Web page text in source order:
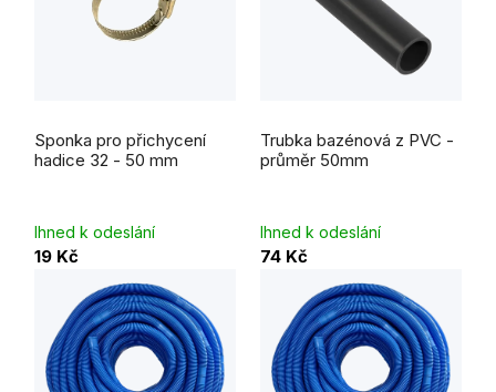
Sponka pro přichycení
hadice 32 - 50 mm
Ihned k odeslání
19 Kč
Trubka bazénová z PVC -
průměr 50mm
Ihned k odeslání
74 Kč